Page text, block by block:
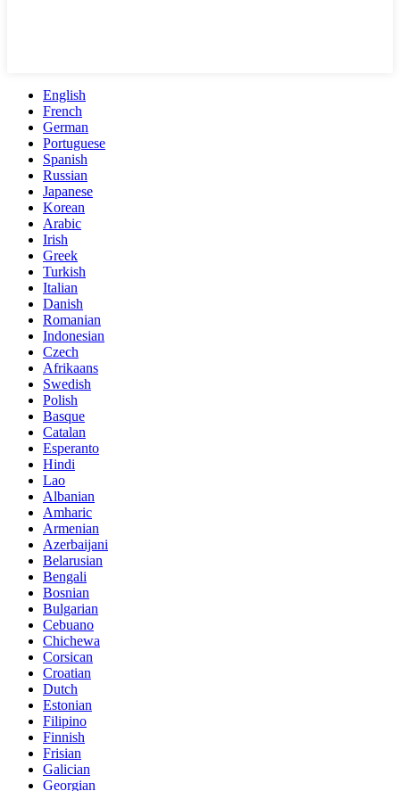
English
French
German
Portuguese
Spanish
Russian
Japanese
Korean
Arabic
Irish
Greek
Turkish
Italian
Danish
Romanian
Indonesian
Czech
Afrikaans
Swedish
Polish
Basque
Catalan
Esperanto
Hindi
Lao
Albanian
Amharic
Armenian
Azerbaijani
Belarusian
Bengali
Bosnian
Bulgarian
Cebuano
Chichewa
Corsican
Croatian
Dutch
Estonian
Filipino
Finnish
Frisian
Galician
Georgian